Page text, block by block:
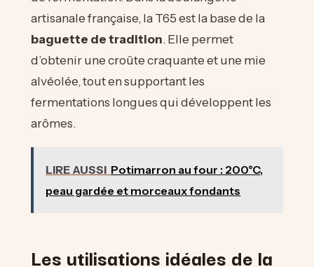
artisanale française, la T65 est la base de la
baguette de tradition. Elle permet
d’obtenir une croûte craquante et une mie
alvéolée, tout en supportant les
fermentations longues qui développent les
arômes.
LIRE AUSSI Potimarron au four : 200°C,
peau gardée et morceaux fondants
Les utilisations idéales de la